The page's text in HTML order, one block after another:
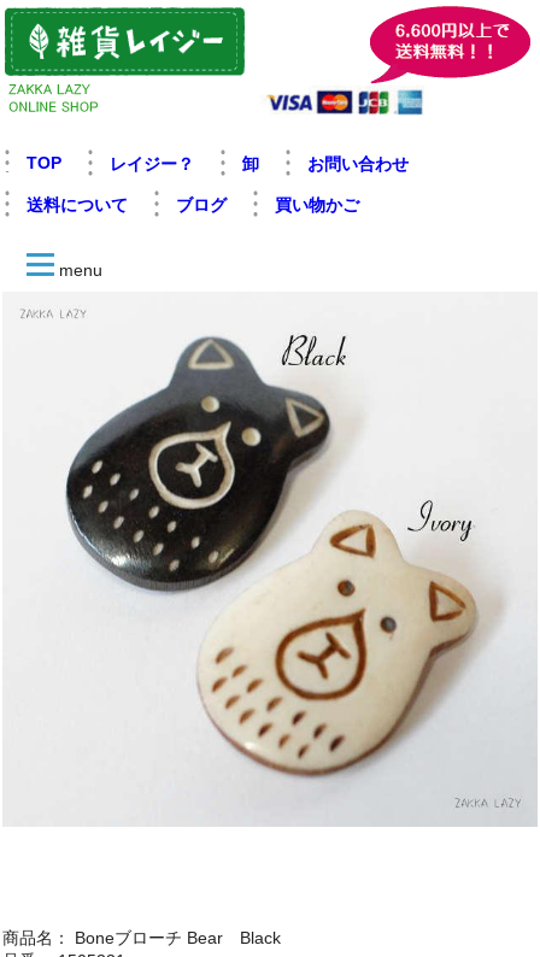
TOP レイジー？ 卸 お問い合わせ
送料について ブログ 買い物かご
menu
商品名： Boneブローチ Bear Black